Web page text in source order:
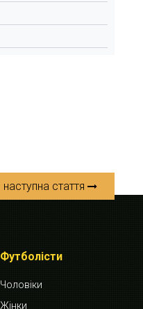
наступна стаття
Футболісти
Чоловіки
Жінки